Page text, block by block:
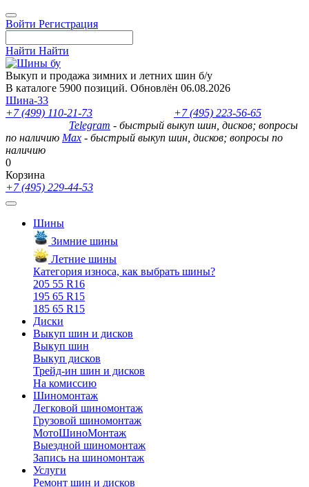
Войти Регистрация
Найти Найти
Выкуп и продажа зимних и летних шин б/у
В каталоге 5900 позиций. Обновлён 06.08.2026
Шина-33
+7 (499) 110-21-73
+7 (495) 223-56-65
Telegram - быстрый выкуп шин, дисков; вопросы
по наличию Max - быстрый выкуп шин, дисков; вопросы по
наличию
0
Корзина
+7 (495) 229-44-53
Шины
Зимние шины
Летние шины
Категория износа, как выбрать шины?
205 55 R16
195 65 R15
185 65 R15
Диски
Выкуп шин и дисков
Выкуп шин
Выкуп дисков
Трейд-ин шин и дисков
На комиссию
Шиномонтаж
Легковой шиномонтаж
Грузовой шиномонтаж
МотоШиноМонтаж
Выездной шиномонтаж
Запись на шиномонтаж
Услуги
Ремонт шин и дисков